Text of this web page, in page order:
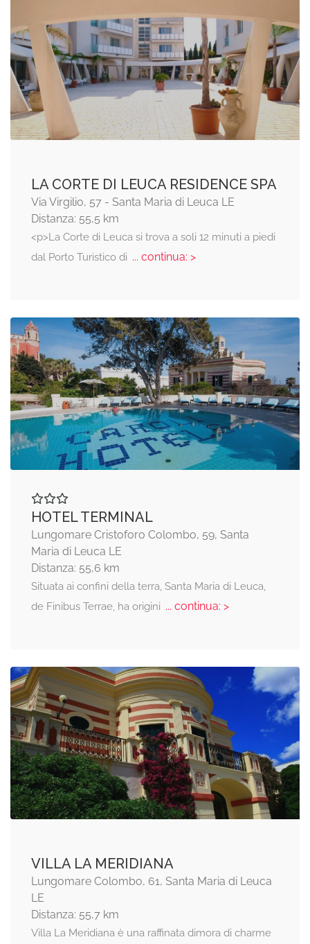
LA CORTE DI LEUCA RESIDENCE SPA
Via Virgilio, 57 - Santa Maria di Leuca LE
Distanza: 55,5 km
<p>La Corte di Leuca si trova a soli 12 minuti a piedi
dal Porto Turistico di ... continua: >
HOTEL TERMINAL
Lungomare Cristoforo Colombo, 59, Santa
Maria di Leuca LE
Distanza: 55,6 km
Situata ai confini della terra, Santa Maria di Leuca,
de Finibus Terrae, ha origini ... continua: >
VILLA LA MERIDIANA
Lungomare Colombo, 61, Santa Maria di Leuca
LE
Distanza: 55,7 km
Villa La Meridiana è una raffinata dimora di charme